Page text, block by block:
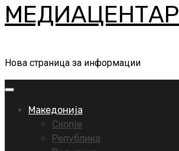
МЕДИАЦЕНТАР
Нова страница за информации
Primary
Македонија
Скопје
Република